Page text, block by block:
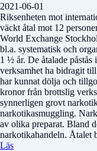
2021-06-01
Riksenheten mot
väckt åtal mot 12
World Exchange
bl.a. systematisk och
1 ½ år. De åtalade
verksamhet ha bidragit
har kunnat dölja och
kronor från brottslig
synnerligen grovt
narkotikasmuggling.
av olika preparat. Bland
narkotikahandeln. Åtalet
Läs